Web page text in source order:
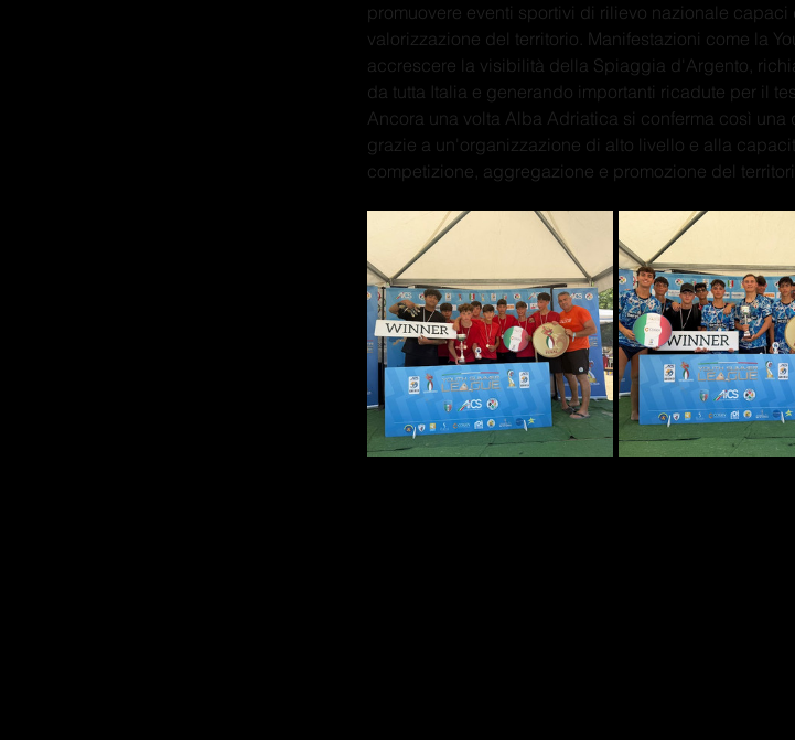
promuovere eventi sportivi di rilievo nazionale
valorizzazione del territorio. Manifestazioni come la
accrescere la visibilità della Spiaggia d'Argento,
da tutta Italia e generando importanti ricadute per il
Ancora una volta Alba Adriatica si conferma così
grazie a un'organizzazione di alto livello e alla
competizione, aggregazione e promozione del